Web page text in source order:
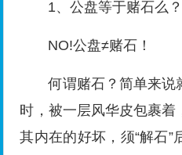
1、公盘等于赌石么？
NO!公盘≠赌石！
何谓赌石？简单来说
时，被一层风华皮包裹着
其内在的好坏，须“解石